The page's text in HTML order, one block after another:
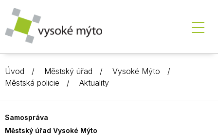
Úvod Městský úřad
Vysoké Mýto
Městská policie
Aktuality
Samospráva
Městský úřad Vysoké Mýto